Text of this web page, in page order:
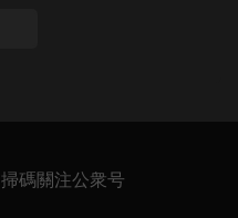
掃碼關注公衆号